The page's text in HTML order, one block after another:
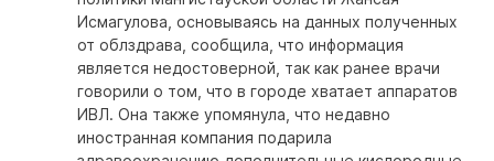
Исмагулова, основываясь на данных полученных
от облздрава, сообщила, что информация
является недостоверной, так как ранее врачи
говорили о том, что в городе хватает аппаратов
ИВЛ. Она также упомянула, что недавно
иностранная компания подарила